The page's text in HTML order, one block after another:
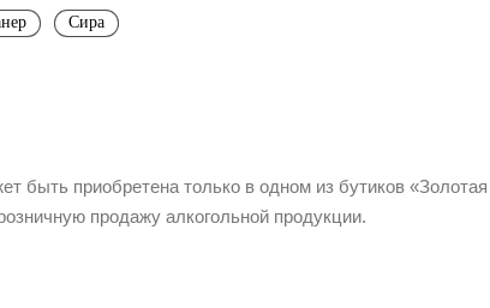
Сира
быть приобретена только в одном из бутиков
продажу алкогольной продукции.